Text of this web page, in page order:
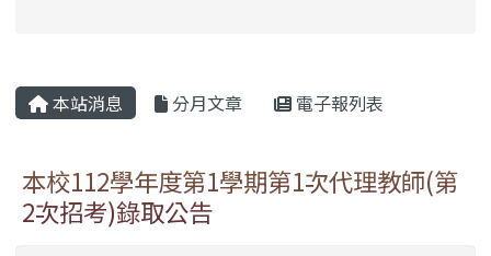
本站消息 分月文章 電子報列表
本校112學年度第1學期第1次代理教師(第
2次招考)錄取公告